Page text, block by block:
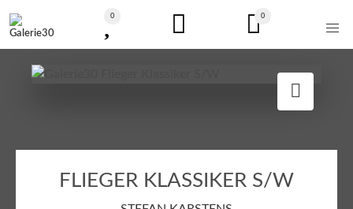
0 0
FLIEGER KLASSIKER S/W